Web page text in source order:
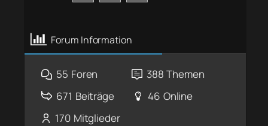
Forum Information
55 Foren 388 Themen
671 Beiträge 46 Online
170 Mitglieder